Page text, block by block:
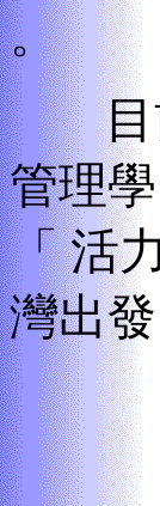
。
目
管理學
「 活
灣出發